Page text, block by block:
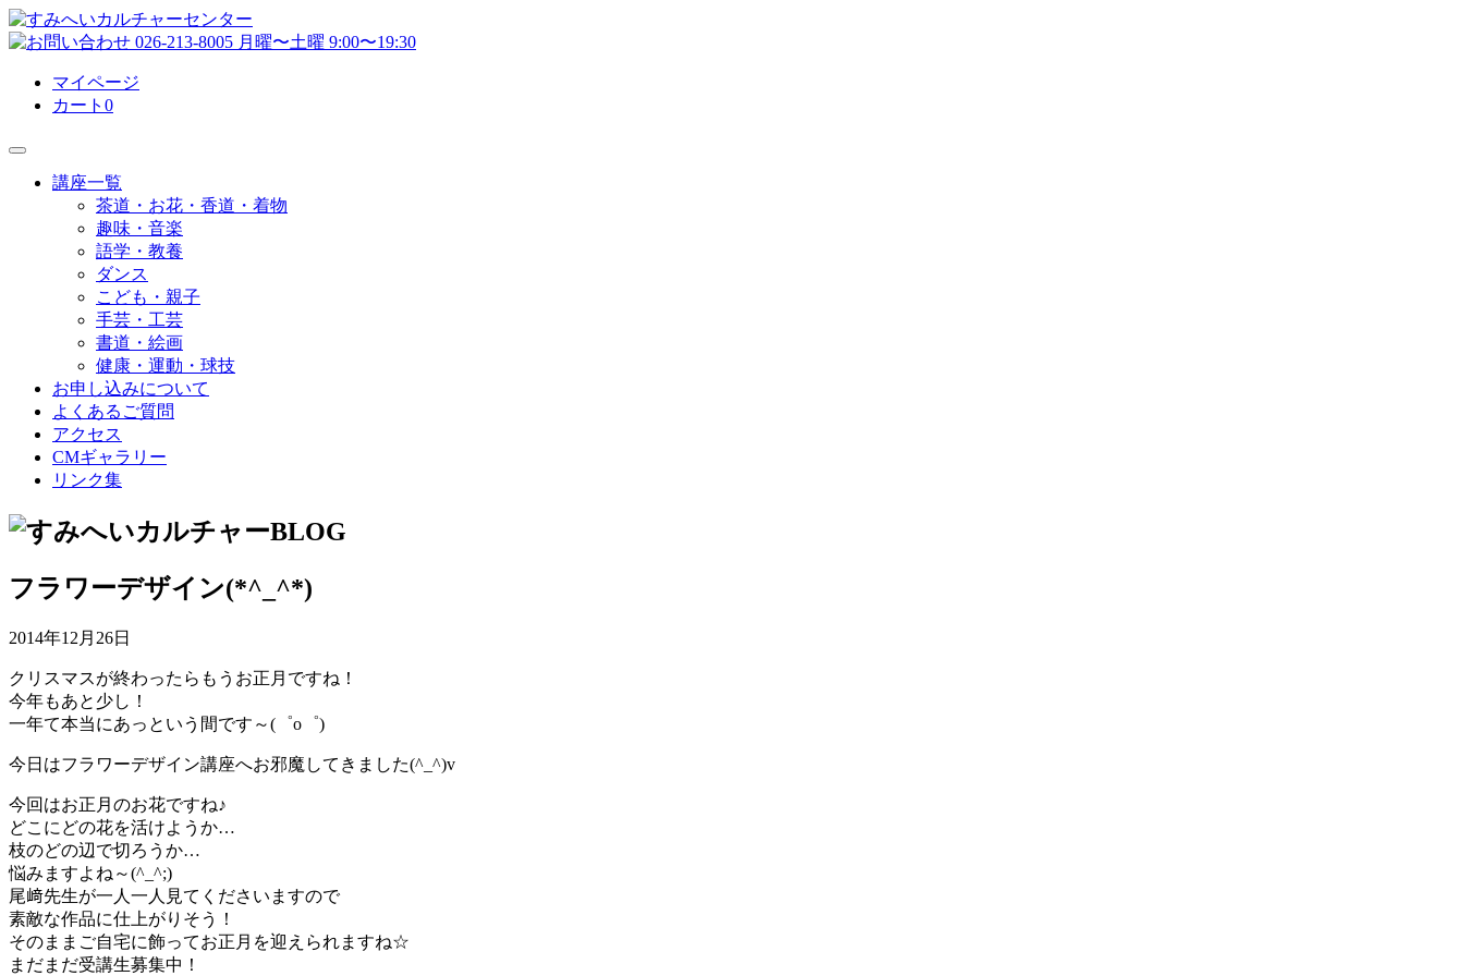
マイページ
カート 0
講座一覧
茶道・お花・香道・着物
趣味・音楽
語学・教養
ダンス
こども・親子
手芸・工芸
書道・絵画
健康・運動・球技
お申し込みについて
よくあるご質問
アクセス
CMギャラリー
リンク集
フラワーデザイン(*^_^*)
2014年12月26日
クリスマスが終わったらもうお正月ですね！
今年もあと少し！
一年て本当にあっという間です～(゜o゜)
今日はフラワーデザイン講座へお邪魔してきました(^_^)v
今回はお正月のお花ですね♪
どこにどの花を活けようか…
枝のどの辺で切ろうか…
悩みますよね～(^_^;)
尾﨑先生が一人一人見てくださいますので
素敵な作品に仕上がりそう！
そのままご自宅に飾ってお正月を迎えられますね☆
まだまだ受講生募集中！